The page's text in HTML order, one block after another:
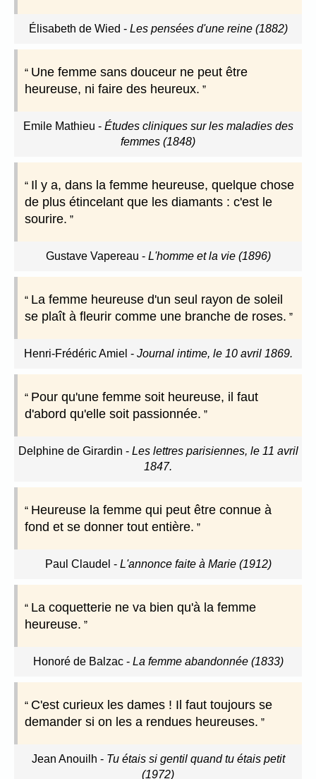
Élisabeth de Wied - Les pensées d'une reine (1882)
Une femme sans douceur ne peut être
heureuse, ni faire des heureux.
Emile Mathieu - Études cliniques sur les maladies des
femmes (1848)
Il y a, dans la femme heureuse, quelque chose
de plus étincelant que les diamants : c'est le
sourire.
Gustave Vapereau - L'homme et la vie (1896)
La femme heureuse d'un seul rayon de soleil
se plaît à fleurir comme une branche de roses.
Henri-Frédéric Amiel - Journal intime, le 10 avril 1869.
Pour qu'une femme soit heureuse, il faut
d'abord qu'elle soit passionnée.
Delphine de Girardin - Les lettres parisiennes, le 11 avril
1847.
Heureuse la femme qui peut être connue à
fond et se donner tout entière.
Paul Claudel - L'annonce faite à Marie (1912)
La coquetterie ne va bien qu'à la femme
heureuse.
Honoré de Balzac- La femme abandonnée (1833)
C'est curieux les dames ! Il faut toujours se
demander si on les a rendues heureuses.
Jean Anouilh - Tu étais si gentil quand tu étais petit
(1972)